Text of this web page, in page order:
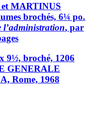
MARTINUS
brochés, 6¼ po.
l’administration, par
9½, broché, 1206
GENERALE
Rome, 1968